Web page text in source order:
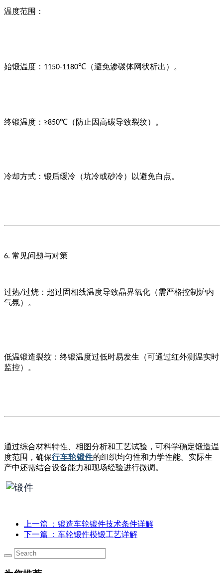
温度范围：
始锻温度： 1150-1180℃ （避免渗碳体网状析出）。
终锻温度： ≥850℃ （防止因高碳导致裂纹）。
冷却方式：锻后缓冷（坑冷或砂冷）以避免白点。
6. 常见问题与对策
过热/过烧：超过固相线温度导致晶界氧化（需严格控制炉内
气氛）。
低温锻造裂纹：终锻温度过低时易发生（可通过红外测温实时
监控）。
通过综合材料特性、相图分析和工艺试验，可科学确定锻造温
度范围，确保行车轮锻件的组织均匀性和力学性能。实际生
产中还需结合设备能力和现场经验进行微调。
上一篇
：锻造车轮锻件技术条件详解
下一篇
：车轮锻件模锻工艺详解